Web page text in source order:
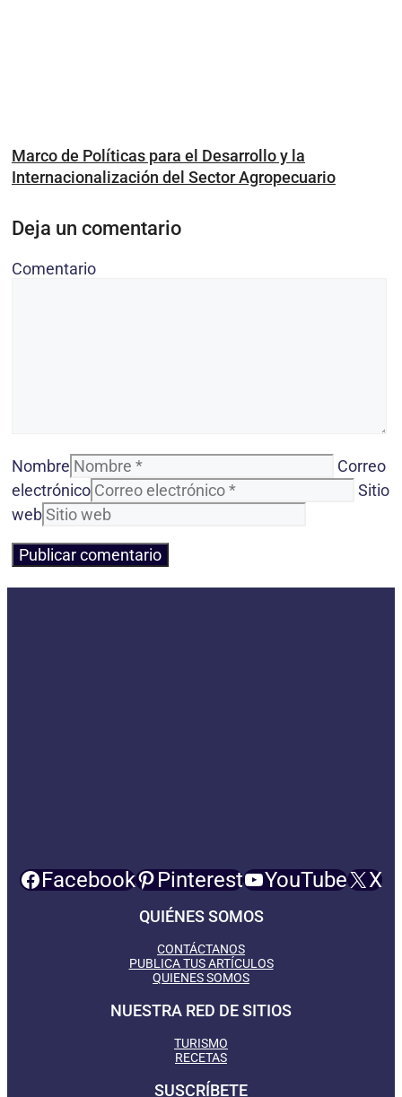
Marco de Políticas para el Desarrollo y la
Internacionalización del Sector Agropecuario
Deja un comentario
Comentario
Nombre
Correo
electrónico
Sitio
web
Facebook Pinterest YouTube X
QUIÉNES SOMOS
CONTÁCTANOS
PUBLICA TUS ARTÍCULOS
QUIENES SOMOS
NUESTRA RED DE SITIOS
TURISMO
RECETAS
SUSCRÍBETE